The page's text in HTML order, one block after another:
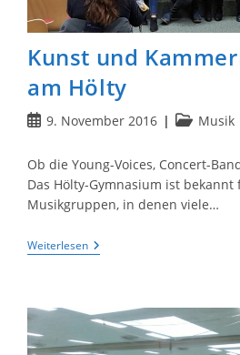
Kunst und
am Hölty
Beitrag
9. November 2016
Beitrags-
Musik
Ob die Young-Voices, Concert-
Das Hölty-Gymnasium ist
Musikgruppen, in denen viele…
WeiterlesenKunst
Und
Hölty